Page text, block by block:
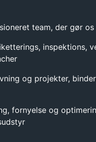
team, der gør os
inspektions,
og projekter,
fornyelse og